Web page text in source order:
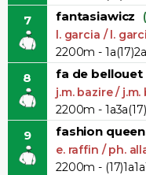
7 fantasiawicz
l. garcia / l.
2200m -
8 fa de bellouet
j.m. bazire / j.m.
2200m -
9 fashion queen
e. raffin / ph.
2200m -